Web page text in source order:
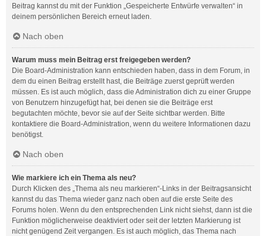
Beitrag kannst du mit der Funktion „Gespeicherte Entwürfe verwalten“ in
deinem persönlichen Bereich erneut laden.
Nach oben
Warum muss mein Beitrag erst freigegeben werden?
Die Board-Administration kann entschieden haben, dass in dem Forum, in
dem du einen Beitrag erstellt hast, die Beiträge zuerst geprüft werden
müssen. Es ist auch möglich, dass die Administration dich zu einer Gruppe
von Benutzern hinzugefügt hat, bei denen sie die Beiträge erst
begutachten möchte, bevor sie auf der Seite sichtbar werden. Bitte
kontaktiere die Board-Administration, wenn du weitere Informationen dazu
benötigst.
Nach oben
Wie markiere ich ein Thema als neu?
Durch Klicken des „Thema als neu markieren“-Links in der Beitragsansicht
kannst du das Thema wieder ganz nach oben auf die erste Seite des
Forums holen. Wenn du den entsprechenden Link nicht siehst, dann ist die
Funktion möglicherweise deaktiviert oder seit der letzten Markierung ist
nicht genügend Zeit vergangen. Es ist auch möglich, das Thema nach